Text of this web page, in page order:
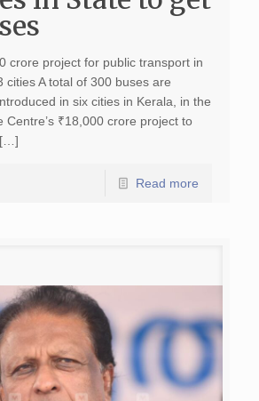
crore project for public transport in
cities A total of 300 buses are
in six cities in Kerala, in the
Centre’s ₹18,000 crore project to
[…]
Read more